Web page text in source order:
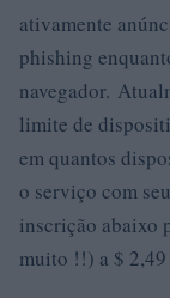
ativamente
phishing
navegador.
limite de
em quantos
o serviço com
inscrição abaixo
muito !!) a $ 2,49